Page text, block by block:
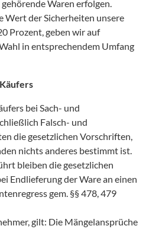
Waren erfolgen.
Wert der Sicherheiten unsere
Prozent, geben wir auf
in entsprechendem Umfang
bei Sach- und
Falsch- und
die gesetzlichen Vorschriften,
nichts anderes bestimmt ist.
bleiben die gesetzlichen
Endlieferung der Ware an einen
gem. §§ 478, 479
gilt: Die Mängelansprüche